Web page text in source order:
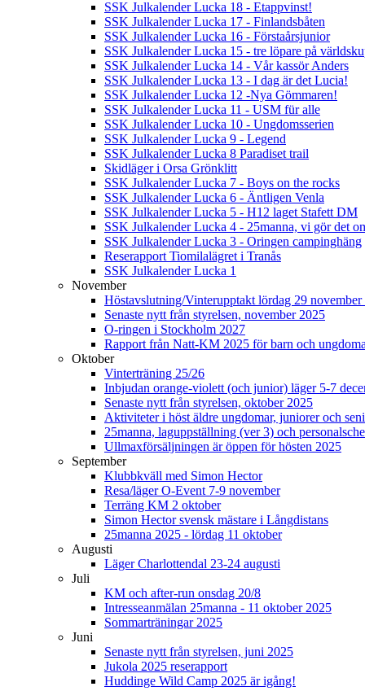
SSK Julkalender Lucka 18 - Etappvinst!
SSK Julkalender Lucka 17 - Finlandsbåten
SSK Julkalender Lucka 16 - Förstaårsjunior
SSK Julkalender Lucka 15 - tre löpare på
SSK Julkalender Lucka 14 - Vår kassör Anders
SSK Julkalender Lucka 13 - I dag är det Lucia!
SSK Julkalender Lucka 12 -Nya Gömmaren!
SSK Julkalender Lucka 11 - USM für alle
SSK Julkalender Lucka 10 - Ungdomsserien
SSK Julkalender Lucka 9 - Legend
SSK Julkalender Lucka 8 Paradiset trail
Skidläger i Orsa Grönklitt
SSK Julkalender Lucka 7 - Boys on the rocks
SSK Julkalender Lucka 6 - Äntligen Venla
SSK Julkalender Lucka 5 - H12 laget Stafett DM
SSK Julkalender Lucka 4 - 25manna, vi gör det
SSK Julkalender Lucka 3 - Oringen campinghäng
Reserapport Tiomilalägret i Tranås
SSK Julkalender Lucka 1
November
Höstavslutning/Vinterupptakt lördag 29
Senaste nytt från styrelsen, november 2025
O-ringen i Stockholm 2027
Rapport från Natt-KM 2025 för barn och
Oktober
Vinterträning 25/26
Inbjudan orange-violett (och junior) läger 5-7
Senaste nytt från styrelsen, oktober 2025
Aktiviteter i höst äldre ungdomar, juniorer och
25manna, laguppställning (ver 3) och
Ullmaxförsäljningen är öppen för hösten 2025
September
Klubbkväll med Simon Hector
Resa/läger O-Event 7-9 november
Terräng KM 2 oktober
Simon Hector svensk mästare i Långdistans
25manna 2025 - lördag 11 oktober
Augusti
Läger Charlottendal 23-24 augusti
Juli
KM och after-run onsdag 20/8
Intresseanmälan 25manna - 11 oktober 2025
Sommarträningar 2025
Juni
Senaste nytt från styrelsen, juni 2025
Jukola 2025 reserapport
Huddinge Wild Camp 2025 är igång!